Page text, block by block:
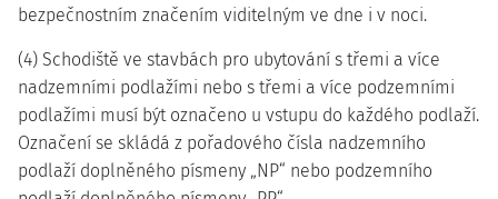
bezpečnostním značením viditelným ve dne i v noci.
(4) Schodiště ve stavbách pro ubytování s třemi a více
nadzemními podlažími nebo s třemi a více podzemními
podlažími musí být označeno u vstupu do každého podlaží.
Označení se skládá z pořadového čísla nadzemního
podlaží doplněného písmeny „NP“ nebo podzemního